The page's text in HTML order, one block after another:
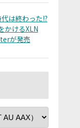
は終わった!?
かけるXLN
が発売